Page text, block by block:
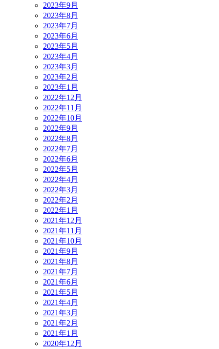
2023年9月
2023年8月
2023年7月
2023年6月
2023年5月
2023年4月
2023年3月
2023年2月
2023年1月
2022年12月
2022年11月
2022年10月
2022年9月
2022年8月
2022年7月
2022年6月
2022年5月
2022年4月
2022年3月
2022年2月
2022年1月
2021年12月
2021年11月
2021年10月
2021年9月
2021年8月
2021年7月
2021年6月
2021年5月
2021年4月
2021年3月
2021年2月
2021年1月
2020年12月